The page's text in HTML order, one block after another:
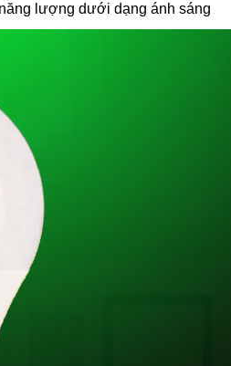
lượng dưới dạng ánh sáng